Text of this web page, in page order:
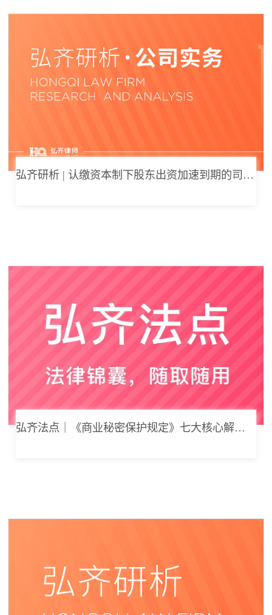
弘齐研析 | 认缴资本制下股东出资加速到期的司法边界与例外体系
弘齐法点｜《商业秘密保护规定》七大核心解读，浅谈企业商业秘密合规管理新思路